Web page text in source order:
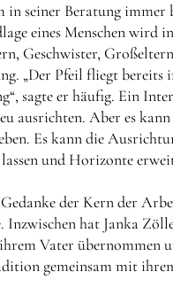
in seiner Beratung immer
eines Menschen wird
Geschwister,
„Der Pfeil fliegt bereits
sagte er häufig. Ein
ausrichten. Aber es
Es kann die
und Horizonte
der Kern der
Inzwischen hat Janka
Vater übernommen
gemeinsam mit